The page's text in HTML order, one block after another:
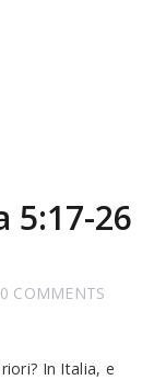
5:17-26
0 COMMENTS
In Italia, e